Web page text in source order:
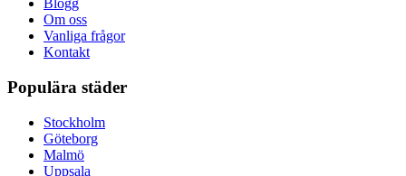
Blogg
Om oss
Vanliga frågor
Kontakt
Populära städer
Stockholm
Göteborg
Malmö
Uppsala